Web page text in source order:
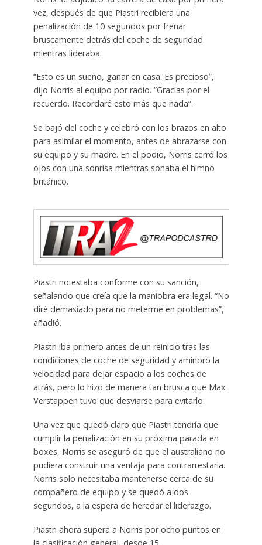
vez, después de que Piastri recibiera una
penalización de 10 segundos por frenar
bruscamente detrás del coche de seguridad
mientras lideraba.
“Esto es un sueño, ganar en casa. Es precioso”,
dijo Norris al equipo por radio. “Gracias por el
recuerdo. Recordaré esto más que nada”.
Se bajó del coche y celebró con los brazos en alto
para asimilar el momento, antes de abrazarse con
su equipo y su madre. En el podio, Norris cerró los
ojos con una sonrisa mientras sonaba el himno
británico.
Piastri no estaba conforme con su sanción,
señalando que creía que la maniobra era legal. “No
diré demasiado para no meterme en problemas”,
añadió.
Piastri iba primero antes de un reinicio tras las
condiciones de coche de seguridad y aminoró la
velocidad para dejar espacio a los coches de
atrás, pero lo hizo de manera tan brusca que Max
Verstappen tuvo que desviarse para evitarlo.
Una vez que quedó claro que Piastri tendría que
cumplir la penalización en su próxima parada en
boxes, Norris se aseguró de que el australiano no
pudiera construir una ventaja para contrarrestarla.
Norris solo necesitaba mantenerse cerca de su
compañero de equipo y se quedó a dos
segundos, a la espera de heredar el liderazgo.
Piastri ahora supera a Norris por ocho puntos en